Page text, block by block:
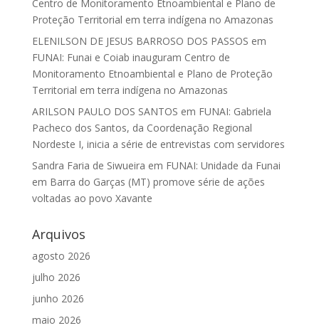
Centro de Monitoramento Etnoambiental e Plano de
Proteção Territorial em terra indígena no Amazonas
ELENILSON DE JESUS BARROSO DOS PASSOS em
FUNAI: Funai e Coiab inauguram Centro de
Monitoramento Etnoambiental e Plano de Proteção
Territorial em terra indígena no Amazonas
ARILSON PAULO DOS SANTOS em FUNAI: Gabriela
Pacheco dos Santos, da Coordenação Regional
Nordeste I, inicia a série de entrevistas com servidores
Sandra Faria de Siwueira em FUNAI: Unidade da Funai
em Barra do Garças (MT) promove série de ações
voltadas ao povo Xavante
Arquivos
agosto 2026
julho 2026
junho 2026
maio 2026